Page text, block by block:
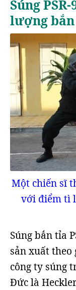
Súng
lượng bắn
Một chiến sĩ
với điểm tì
Súng bắn tỉa
sản xuất theo
công ty súng
Đức là